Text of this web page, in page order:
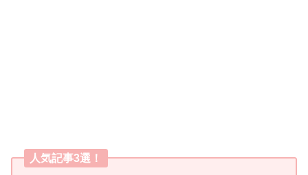
人気記事3選！